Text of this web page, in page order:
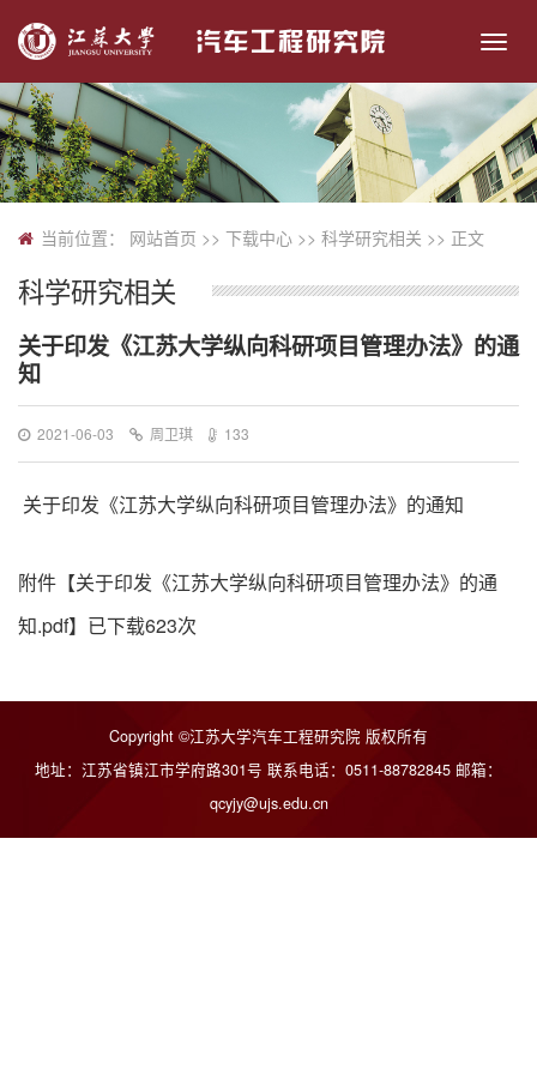
切
换
导
航
当前位置： 网站首页 >> 下载中心 >> 科学研究相关 >> 正文
科学研究相关
关于印发《江苏大学纵向科研项目管理办法》的通
知
2021-06-03 周卫琪 133
关于印发《江苏大学纵向科研项目管理办法》的通知
附件【关于印发《江苏大学纵向科研项目管理办法》的通
知.pdf】已下载623次
Copyright ©江苏大学汽车工程研究院 版权所有
地址：江苏省镇江市学府路301号 联系电话：0511-88782845 邮箱：
qcyjy@ujs.edu.cn